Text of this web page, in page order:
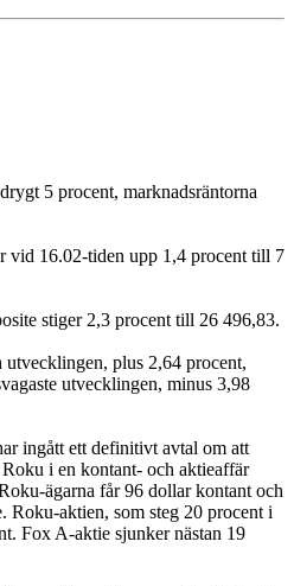
5 procent, marknadsräntorna
vid 16.02-tiden upp 1,4 procent till 7
stiger 2,3 procent till 26 496,83.
utvecklingen, plus 2,64 procent,
utvecklingen, minus 3,98
ingått ett definitivt avtal om att
i en kontant- och aktieaffär
ägarna får 96 dollar kontant och
Roku-aktien, som steg 20 procent i
Fox A-aktie sjunker nästan 19